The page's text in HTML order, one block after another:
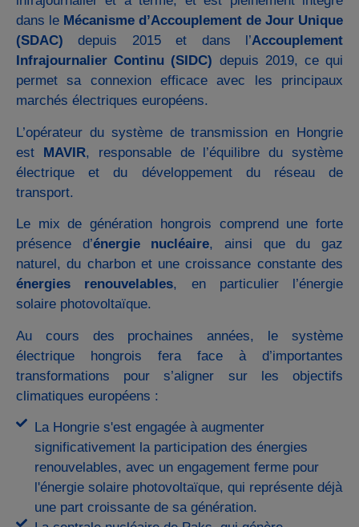
dans le Mécanisme d’Accouplement de Jour Unique
(SDAC) depuis 2015 et dans l’Accouplement
Infrajournalier Continu (SIDC) depuis 2019, ce qui
permet sa connexion efficace avec les principaux
marchés électriques européens.
L’opérateur du système de transmission en Hongrie
est MAVIR, responsable de l’équilibre du système
électrique et du développement du réseau de
transport.
Le mix de génération hongrois comprend une forte
présence d’énergie nucléaire, ainsi que du gaz
naturel, du charbon et une croissance constante des
énergies renouvelables, en particulier l’énergie
solaire photovoltaïque.
Au cours des prochaines années, le système
électrique hongrois fera face à d’importantes
transformations pour s’aligner sur les objectifs
climatiques européens :
La Hongrie s'est engagée à augmenter
significativement la participation des énergies
renouvelables, avec un engagement ferme pour
l'énergie solaire photovoltaïque, qui représente déjà
une part croissante de sa génération.